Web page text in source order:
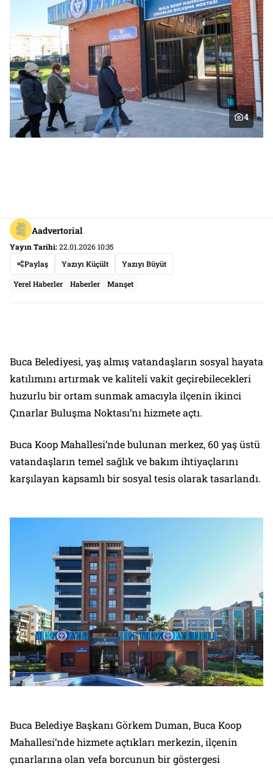
4
Aadvertorial
Yayın Tarihi:22.01.2026 10:35
Paylaş
Yazıyı Küçült Yazıyı Büyüt
Yerel Haberler Haberler Manşet
Buca Belediyesi, yaş almış vatandaşların sosyal hayata
katılımını artırmak ve kaliteli vakit geçirebilecekleri
huzurlu bir ortam sunmak amacıyla ilçenin ikinci
Çınarlar Buluşma Noktası’nı hizmete açtı.
Buca Koop Mahallesi’nde bulunan merkez, 60 yaş üstü
vatandaşların temel sağlık ve bakım ihtiyaçlarını
karşılayan kapsamlı bir sosyal tesis olarak tasarlandı.
Buca Belediye Başkanı Görkem Duman, Buca Koop
Mahallesi’nde hizmete açtıkları merkezin, ilçenin
çınarlarına olan vefa borcunun bir göstergesi